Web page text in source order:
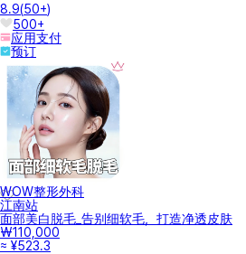
8.9(50+)
500+
应用支付
预订
WOW整形外科
江南站
面部美白脱毛_告别细软毛，打造净透皮肤
₩110,000
≈ ¥523.3